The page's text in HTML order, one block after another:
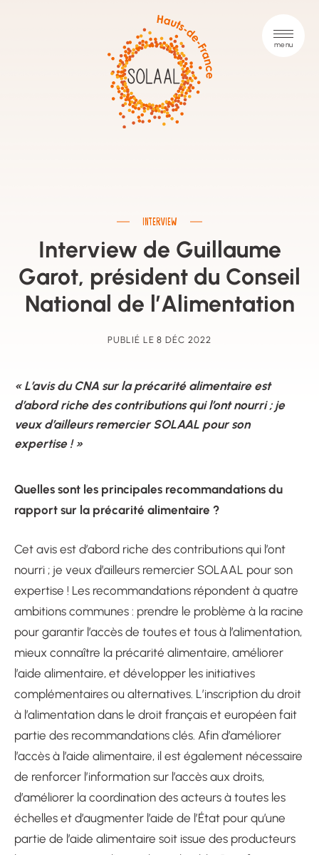
INTERVIEW
Interview de Guillaume
Garot, président du Conseil
National de l’Alimentation
PUBLIÉ LE 8 DÉC 2022
« L’avis du CNA sur la précarité alimentaire est
d’abord riche des contributions qui l’ont nourri ; je
veux d’ailleurs remercier SOLAAL pour son
expertise ! »
Quelles sont les principales recommandations du
rapport sur la précarité alimentaire ?
Cet avis est d’abord riche des contributions qui l’ont
nourri ; je veux d’ailleurs remercier SOLAAL pour son
expertise ! Les recommandations répondent à quatre
ambitions communes : prendre le problème à la racine
pour garantir l’accès de toutes et tous à l’alimentation,
mieux connaître la précarité alimentaire, améliorer
l’aide alimentaire, et développer les initiatives
complémentaires ou alternatives. L’inscription du droit
à l’alimentation dans le droit français et européen fait
partie des recommandations clés. Afin d’améliorer
l’accès à l’aide alimentaire, il est également nécessaire
de renforcer l’information sur l’accès aux droits,
d’améliorer la coordination des acteurs à toutes les
échelles et d’augmenter l’aide de l’État pour qu’une
partie de l’aide alimentaire soit issue des producteurs